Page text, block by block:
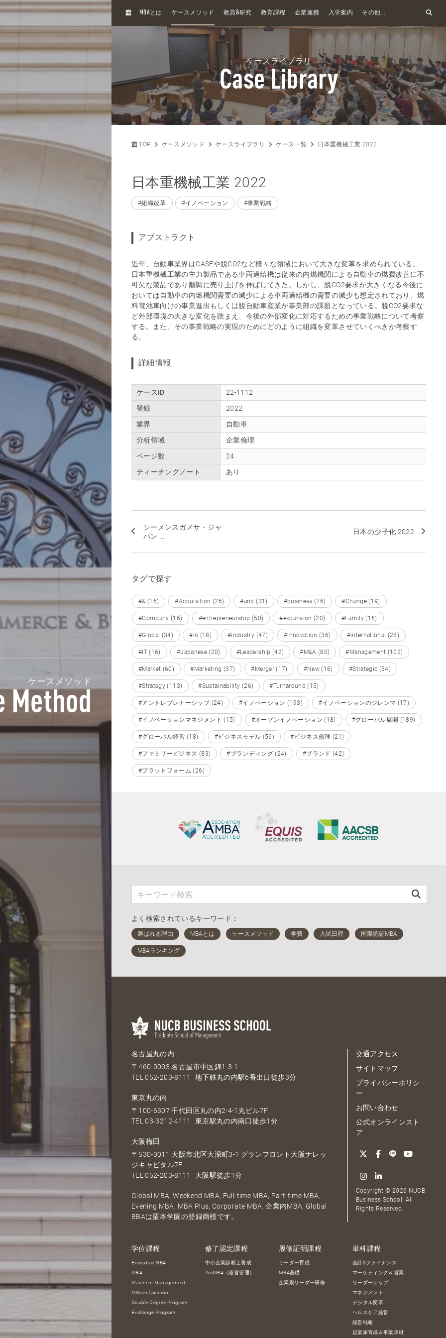
ケースメソッド
Method
H
MBAとは ケースメソッド 教員&研究 教育課程 企業連携 入学案内 その他...
ケースライブラリ
Case Library
TOP ケースメソッド ケースライブラリ ケース一覧 日本重機械工業 2022
日本重機械工業 2022
#組織改革 #イノベーション #事業戦略
アブストラクト
近年、自動車業界はCASEや脱CO2など様々な領域において大きな変革を求められている。
日本重機械工業の主力製品である車両過給機は従来の内燃機関による自動車の燃費改善に不
可欠な製品であり順調に売り上げを伸ばしてきた。しかし、脱CO2要求が大きくなる今後に
おいては自動車の内燃機関需要の減少による車両過給機の需要の減少も想定されており、燃
料電池車向けの事業進出もしくは脱自動車産業が事業部の課題となっている。脱CO2要求な
ど外部環境の大きな変化を踏まえ、今後の外部変化に対応するための事業戦略について考察
する。また、その事業戦略の実現のためにどのように組織を変革させていくべきか考察す
る。
詳細情報
ケースID
22-1112
登録
2022
業界
自動車
分析領域
企業倫理
ページ数
24
ティーチングノート
あり
シーメンスガメサ・ジャ
パン ...
日本の少子化 2022
タグで探す
#& (16) #Acquisition (26) #and (31) #business (76) #Change (19)
#Company (16) #entrepreneurship (50) #expansion (20) #Family (16)
#Global (34) #in (18) #industry (47) #innovation (36) #international (28)
#IT (16) #Japanese (20) #Leadership (42) #M&A (80) #Management (102)
#Market (60) #Marketing (37) #Merger (17) #New (16) #Strategic (34)
#Strategy (113) #Sustainability (26) #Turnaround (15)
#アントレプレナーシップ (24) #イノベーション (193) #イノベーションのジレンマ (17)
#イノベーションマネジメント (15) #オープンイノベーション (18) #グローバル展開 (189)
#グローバル経営 (18) #ビジネスモデル (56) #ビジネス倫理 (21)
#ファミリービジネス (83) #ブランディング (24) #ブランド (42)
#プラットフォーム (26)
よく検索されているキーワード：
名古屋丸の内
〒460-0003 名古屋市中区錦1-3-1
TEL052-203-8111 地下鉄丸の内駅6番出口徒歩3分
東京丸の内
〒100-6307 千代田区丸の内2-4-1丸ビル7F
TEL03-3212-4111 東京駅丸の内南口徒歩1分
大阪梅田
〒530-0011 大阪市北区大深町3-1 グランフロント大阪ナレッ
ジキャピタル7F
TEL052-203-8111 大阪駅徒歩1分
Global MBA, Weekend MBA, Full-time MBA, Part-time MBA,
Evening MBA, MBA Plus, Corporate MBA, 企業内MBA, Global
BBAは栗本学園の登録商標です。
交通アクセス
サイトマップ
プライバシーポリシ
ー
お問い合わせ
公式オンラインスト
ア
Copyright © 2026 NUCB
Business School. All
Rights Reserved.
学位課程
Executive MBA
MBA
Master in Management
MSc in Taxation
Double Degree Program
Exchange Program
修了認定課程
中小企業診断士養成
PreMBA（経営管理）
履修証明課程
リーダー育成
MBA基礎
企業別リーダー研修
単科課程
会計&ファイナンス
マーケティング＆営業
リーダーシップ
マネジメント
デジタル変革
ヘルスケア経営
経営戦略
起業家育成＆事業承継